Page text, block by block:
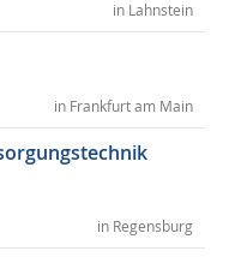
in Lahnstein
in Frankfurt am Main
in Regensburg